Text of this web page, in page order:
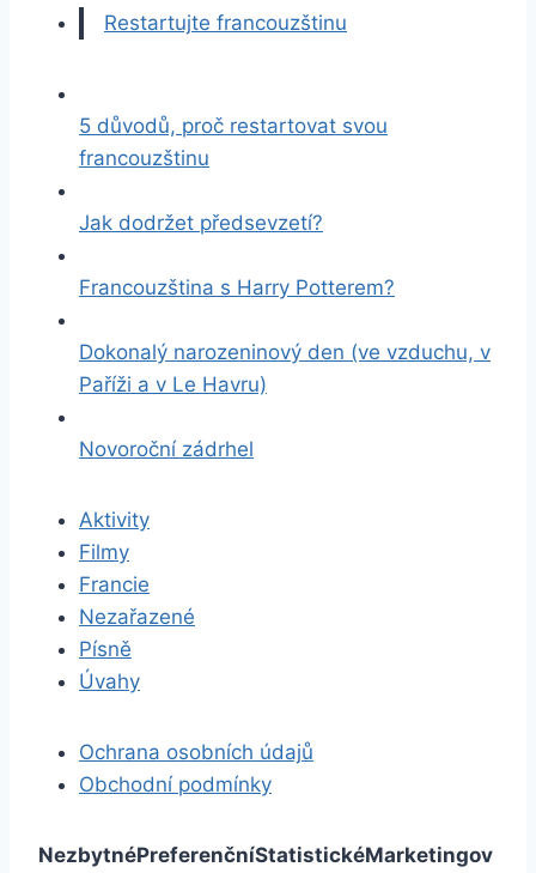
Restartujte francouzštinu
5 důvodů, proč restartovat svou
francouzštinu
Jak dodržet předsevzetí?
Francouzština s Harry Potterem?
Dokonalý narozeninový den (ve vzduchu, v
Paříži a v Le Havru)
Novoroční zádrhel
Aktivity
Filmy
Francie
Nezařazené
Písně
Úvahy
Ochrana osobních údajů
Obchodní podmínky
NezbytnéPreferenčníStatistickéMarketingov